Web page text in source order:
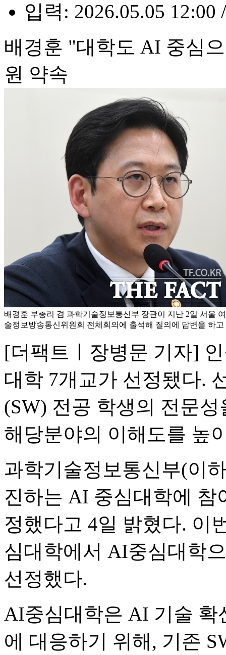
입력: 2026.05.05 12:00
배경훈 "대학도 AI 중심
원 약속
배경훈 부총리 겸 과학기술정보통신부 장관이 지난 2일 서울
술정보방송통신위원회 전체회의에 출석해 질의에 답변을 하
[더팩트ㅣ장병문 기자]
대학 7개교가 선정됐다.
(SW) 전공 학생의 전문
해당분야의 이해도를 높
과학기술정보통신부(이
진하는 AI 중심대학에 참
정했다고 4일 밝혔다. 이
심대학에서 AI중심대학
선정했다.
AI중심대학은 AI 기술 확
에 대응하기 위해, 기존